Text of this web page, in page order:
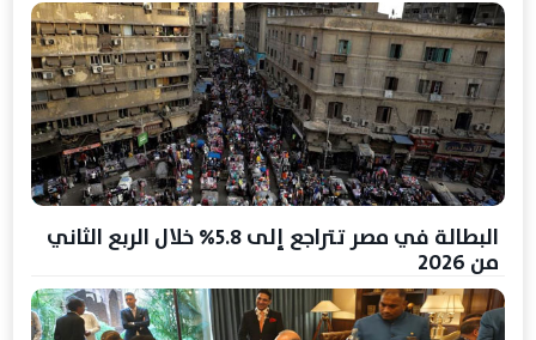
البطالة في مصر تتراجع إلى 5.8% خلال الربع الثاني
من 2026